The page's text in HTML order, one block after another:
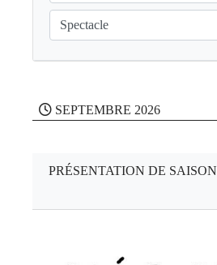
SEPTEMBRE 2026
PRÉSENTATION DE SAISON